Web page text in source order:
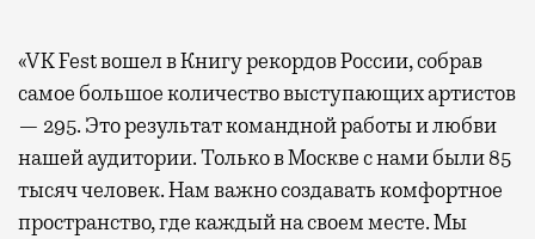
«VK Fest вошел в Книгу рекордов России, собрав
самое большое количество выступающих артистов
— 295. Это результат командной работы и любви
нашей аудитории. Только в Москве с нами были 85
тысяч человек. Нам важно создавать комфортное
пространство, где каждый на своем месте. Мы